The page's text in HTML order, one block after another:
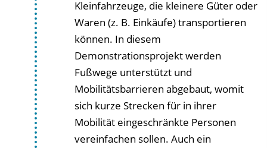
Kleinfahrzeuge, die kleinere Güter oder
Waren (z. B. Einkäufe) transportieren
können. In diesem
Demonstrationsprojekt werden
Fußwege unterstützt und
Mobilitätsbarrieren abgebaut, womit
sich kurze Strecken für in ihrer
Mobilität eingeschränkte Personen
vereinfachen sollen. Auch ein